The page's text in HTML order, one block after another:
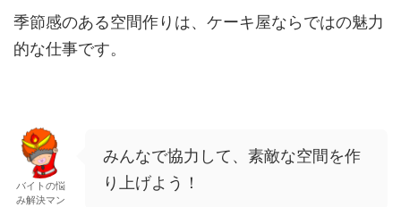
季節感のある空間作りは、ケーキ屋ならではの魅力
的な仕事です。
バイトの悩
み解決マン
みんなで協力して、素敵な空間を作
り上げよう！